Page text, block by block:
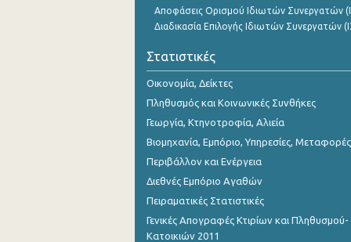
2o Τρίμηνο 2014
1o Τρίμηνο 2014
4o Τρίμηνο 2013
3o Τρίμηνο 2013
2o Τρίμηνο 2013
1o Τρίμηνο 2013
4o Τρίμηνο 2012
3o Τρίμηνο 2012
2o Τρίμηνο 2012
Αποφάσεις Ορισμού Ιδιωτών Συνεργατών
Διαδικασία Επιλογής Ιδιωτών Συνεργατών
Στατιστικές
Οικονομία, Δείκτες
Πληθυσμός και Κοινωνικές Συνθήκες
Γεωργία, Κτηνοτροφία, Αλιεία
Βιομηχανία, Εμπόριο, Υπηρεσίες, Μεταφορές
Περιβάλλον και Ενέργεια
Διεθνές Εμπόριο Αγαθών
Πειραματικές Στατιστικές
Γενικές Απογραφές Κτιρίων και Πληθυσμού-
Κατοικιών 2011